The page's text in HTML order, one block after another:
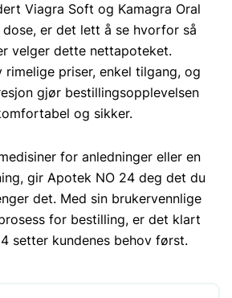
Viagra Soft og Kamagra Oral
er det lett å se hvorfor så
velger dette nettapoteket.
rimelige priser, enkel tilgang, og
gjør bestillingsopplevelsen
og sikker.
for anledninger eller en
gir Apotek NO 24 deg det du
det. Med sin brukervennlige
for bestilling, er det klart
setter kundenes behov først.